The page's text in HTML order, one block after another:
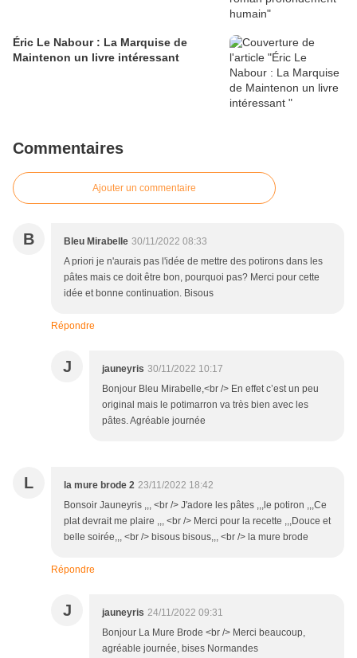
Éric Le Nabour : La Marquise de
Maintenon un livre intéressant
Commentaires
Ajouter un commentaire
B Bleu Mirabelle 30/11/2022 08:33
A priori je n'aurais pas l'idée de mettre des potirons dans les
pâtes mais ce doit être bon, pourquoi pas? Merci pour cette
idée et bonne continuation. Bisous
Répondre
J jauneyris 30/11/2022 10:17
Bonjour Bleu Mirabelle,<br /> En effet c’est un peu
original mais le potimarron va très bien avec les
pâtes. Agréable journée
L la mure brode 2 23/11/2022 18:42
Bonsoir Jauneyris ,,, <br /> J'adore les pâtes ,,,le potiron ,,,Ce
plat devrait me plaire ,,, <br /> Merci pour la recette ,,,Douce et
belle soirée,,, <br /> bisous bisous,,, <br /> la mure brode
Répondre
J jauneyris 24/11/2022 09:31
Bonjour La Mure Brode <br /> Merci beaucoup,
agréable journée, bises Normandes